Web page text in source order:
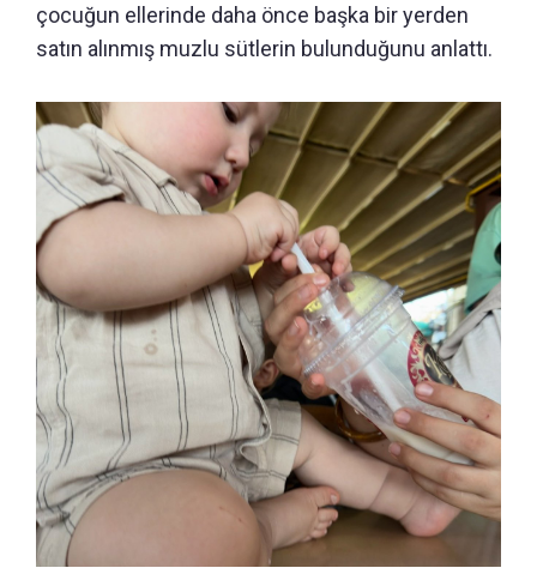
çocuğun ellerinde daha önce başka bir yerden
satın alınmış muzlu sütlerin bulunduğunu anlattı.